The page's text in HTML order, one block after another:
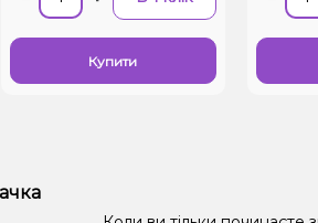
Купити